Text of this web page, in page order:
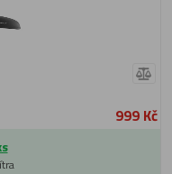
999 Kč